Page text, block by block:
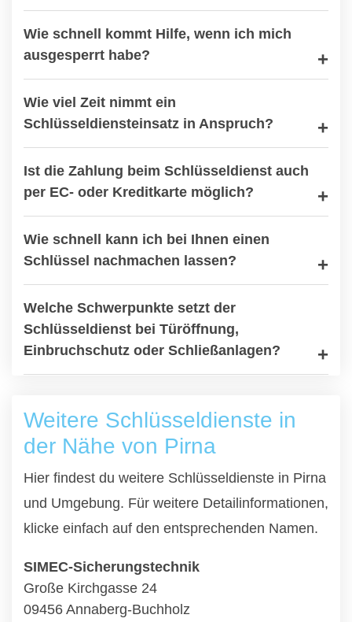
Wie schnell kommt Hilfe, wenn ich mich
ausgesperrt habe?
Wie viel Zeit nimmt ein
Schlüsseldiensteinsatz in Anspruch?
Ist die Zahlung beim Schlüsseldienst auch
per EC- oder Kreditkarte möglich?
Wie schnell kann ich bei Ihnen einen
Schlüssel nachmachen lassen?
Welche Schwerpunkte setzt der
Schlüsseldienst bei Türöffnung,
Einbruchschutz oder Schließanlagen?
Weitere Schlüsseldienste in
der Nähe von Pirna
Hier findest du weitere Schlüsseldienste in Pirna
und Umgebung. Für weitere Detailinformationen,
klicke einfach auf den entsprechenden Namen.
SIMEC-Sicherungstechnik
Große Kirchgasse 24
09456 Annaberg-Buchholz